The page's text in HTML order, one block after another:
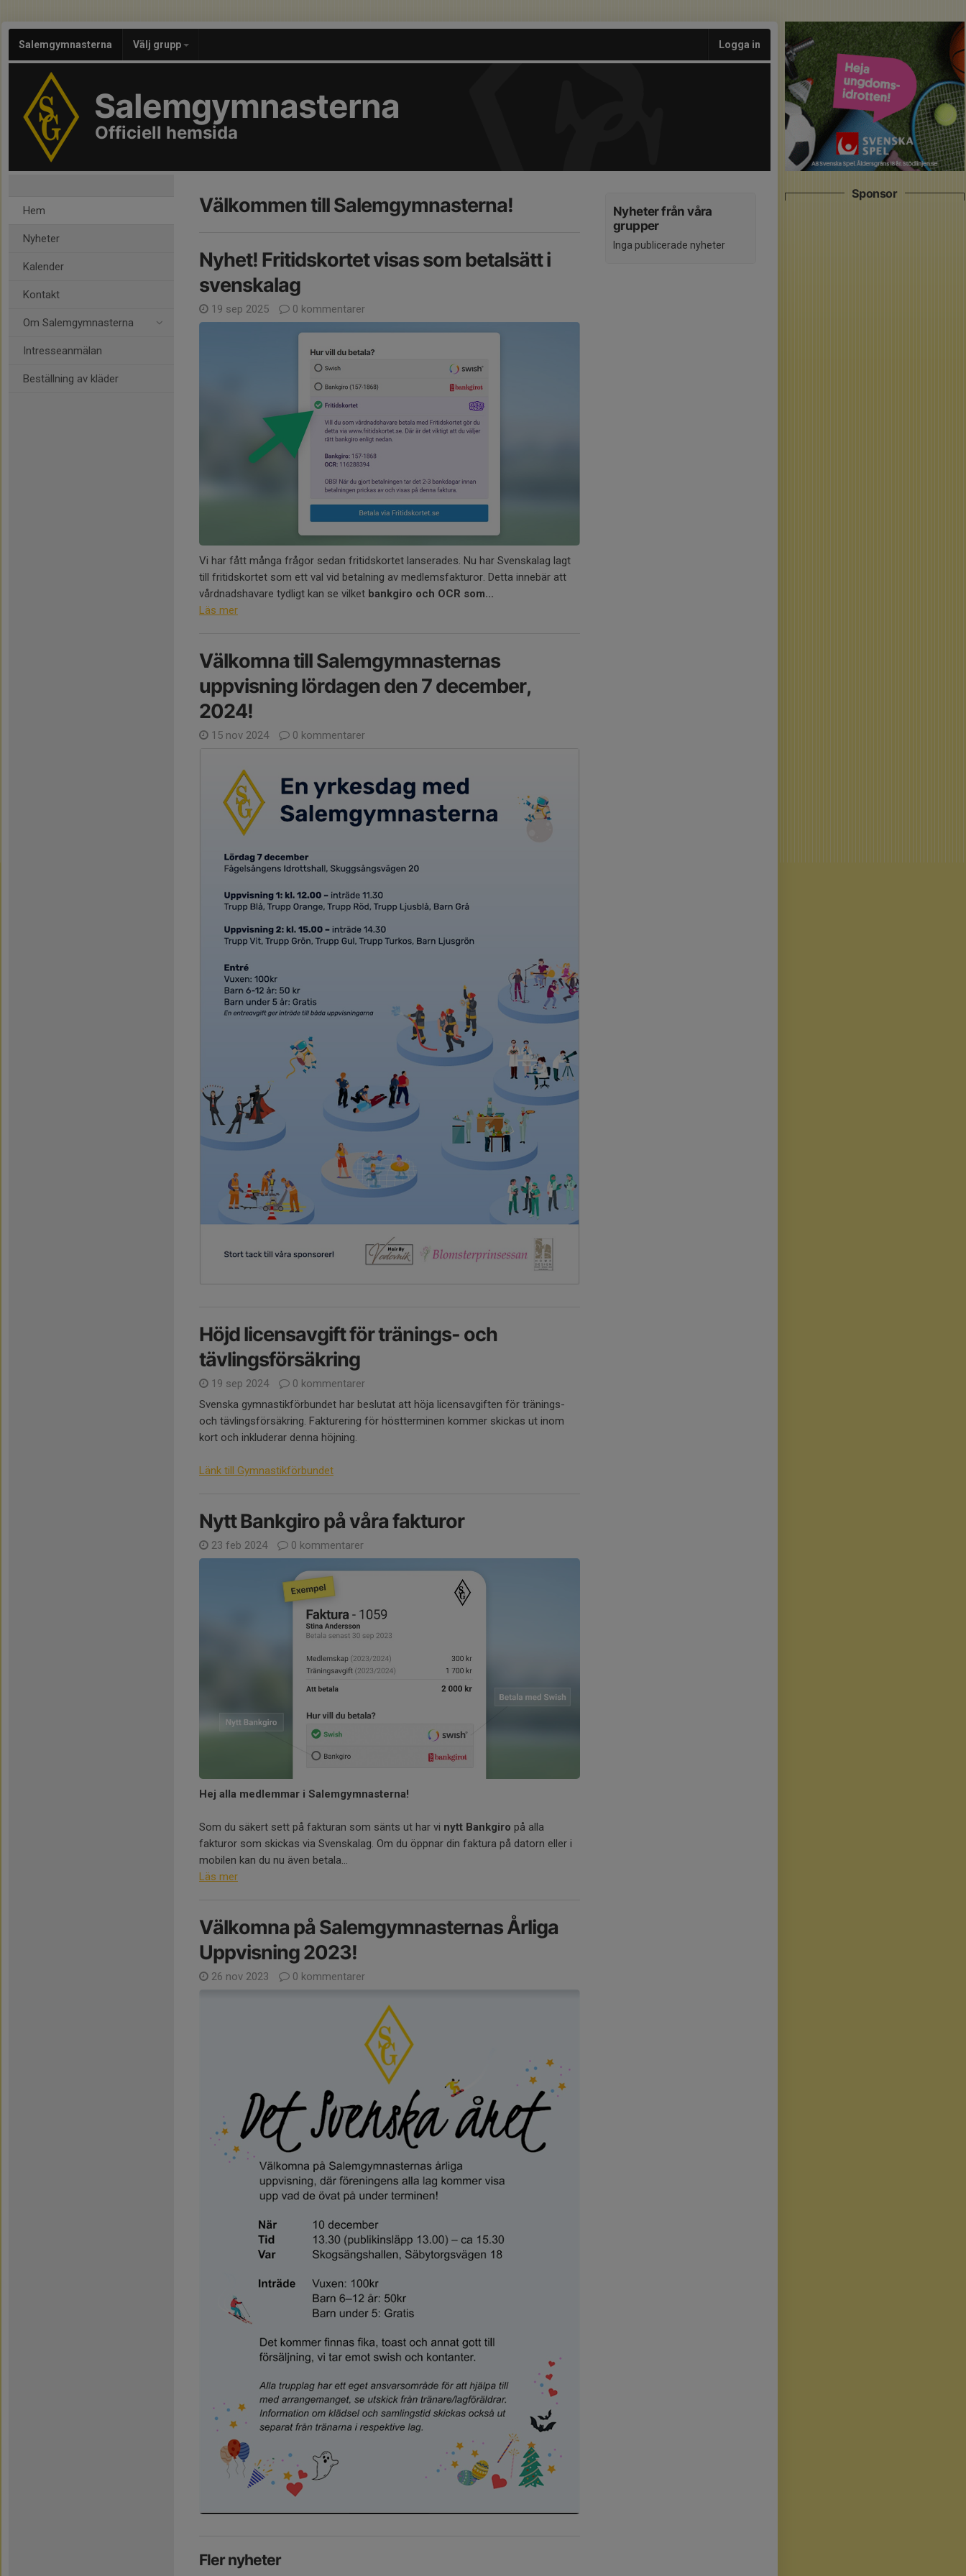
Salemgymnasterna Välj grupp Logga in
Salemgymnasterna
Officiell hemsida
Hem
Nyheter
Kalender
Kontakt
Om Salemgymnasterna
Intresseanmälan
Beställning av kläder
Nyheter från våra
grupper
Inga publicerade nyheter
Välkommen till Salemgymnasterna!
Nyhet! Fritidskortet visas som betalsätt i
svenskalag
19 sep 2025 0 kommentarer
Vi har fått många frågor sedan fritidskortet lanserades. Nu har Svenskalag lagt
till fritidskortet som ett val vid betalning av medlemsfakturor. Detta innebär att
vårdnadshavare tydligt kan se vilket bankgiro och OCR som...
Läs mer
Välkomna till Salemgymnasternas
uppvisning lördagen den 7 december,
2024!
15 nov 2024 0 kommentarer
Höjd licensavgift för tränings- och
tävlingsförsäkring
19 sep 2024
0 kommentarer
Svenska gymnastikförbundet har beslutat att höja licensavgiften för tränings-
och tävlingsförsäkring. Fakturering för höstterminen kommer skickas ut inom
kort och inkluderar denna höjning.
Länk till Gymnastikförbundet
Nytt Bankgiro på våra fakturor
23 feb 2024 0 kommentarer
Hej alla medlemmar i Salemgymnasterna!
Som du säkert sett på fakturan som sänts ut har vi nytt Bankgiro på alla
fakturor som skickas via Svenskalag. Om du öppnar din faktura på datorn eller i
mobilen kan du nu även betala...
Läs mer
Välkomna på Salemgymnasternas Årliga
Uppvisning 2023!
26 nov 2023 0 kommentarer
Fler nyheter
Sponsor